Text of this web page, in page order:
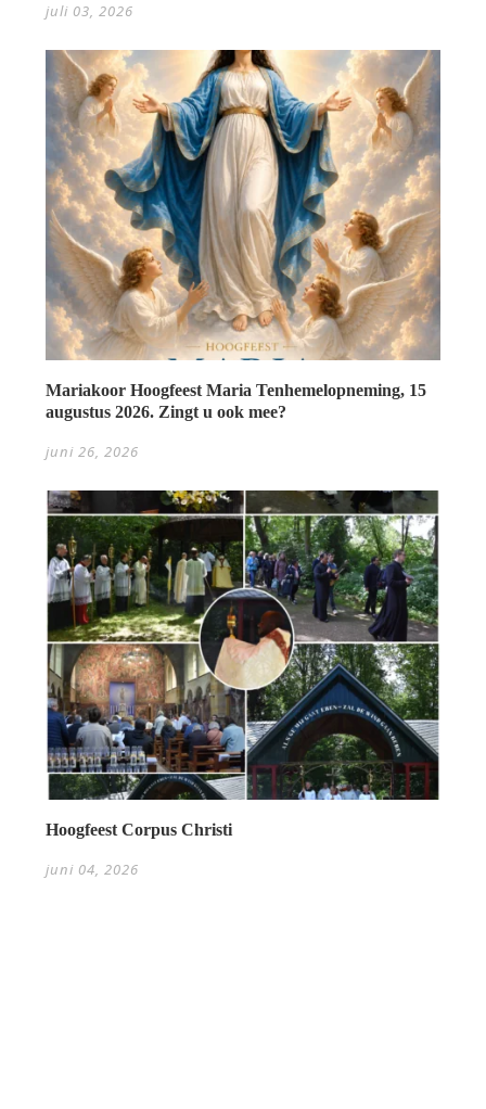
juli 03, 2026
Mariakoor Hoogfeest Maria Tenhemelopneming, 15
augustus 2026. Zingt u ook mee?
juni 26, 2026
Hoogfeest Corpus Christi
juni 04, 2026